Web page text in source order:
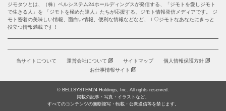
ジモタツとは、（株）ベルシステム24ホールディングスが発信する、「ジモトを愛しジモト
で生きる人」を 「ジモトを極めた達人」たちが応援する、ジモト情報発信メディアです。 ジ
モト密着の美味しい情報、面白い情報、便利な情報などなど、Ｉ♡ジモトなあなたにきっと
役立つ情報満載です！
当サイトについて 運営会社について サイトマップ
個人情報保護方針
お仕事情報サイト
© BELLSYSTEM24 Holdings, Inc. All rights reserved.
掲載の記事・写真・イラストなど、
すべてのコンテンツの無断複写・転載・公衆送信等を禁じます。